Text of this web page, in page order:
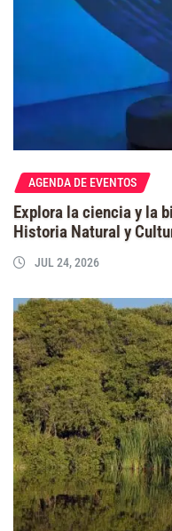
AGENDA DE EVENTOS
Explora la ciencia y la
Historia Natural y
JUL 24, 2026